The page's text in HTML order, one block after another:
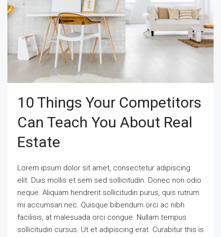
10 Things Your Competitors
Can Teach You About Real
Estate
Lorem ipsum dolor sit amet, consectetur adipiscing
elit. Duis mollis et sem sed sollicitudin. Donec non odio
neque. Aliquam hendrerit sollicitudin purus, quis rutrum
mi accumsan nec. Quisque bibendum orci ac nibh
facilisis, at malesuada orci congue. Nullam tempus
sollicitudin cursus. Ut et adipiscing erat. Curabitur this is